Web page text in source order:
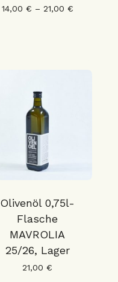
14,00 € – 21,00 €
Olivenöl 0,75l-
Flasche
MAVROLIA
25/26, Lager
21,00€